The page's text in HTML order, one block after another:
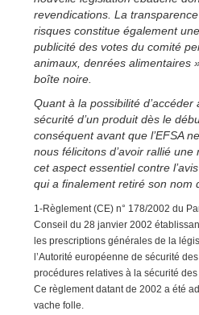
revendications. La
risques constitue également
publicité des votes du comité
animaux, denrées alimentaires
boîte noire.
Quant à la possibilité
sécurité d’un produit dès le
conséquent avant que l’EFSA
nous félicitons d’avoir rallié
cet aspect essentiel contre
qui a finalement retiré son nom
1-Règlement (CE) n° 178/2002 du
Conseil du 28 janvier 2002
les prescriptions générales de la
l’Autorité européenne de sécurité
procédures relatives à la sécurité
Ce règlement datant de 2002 a été
vache folle.